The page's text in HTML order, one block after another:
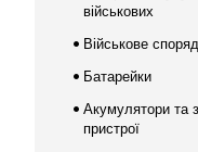
військових
Військове
Батарейки
Акумулятори та
пристрої